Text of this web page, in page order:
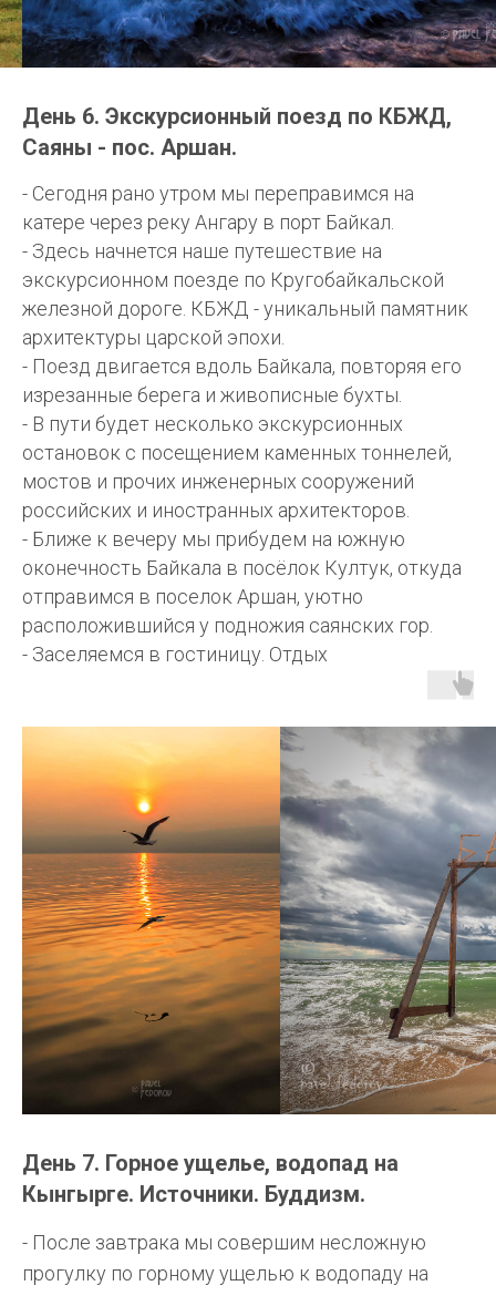
День 6. Экскурсионный поезд по КБЖД,
Саяны - пос. Аршан.
- Сегодня рано утром мы переправимся на
катере через реку Ангару в порт Байкал.
- Здесь начнется наше путешествие на
экскурсионном поезде по Кругобайкальской
железной дороге. КБЖД - уникальный памятник
архитектуры царской эпохи.
- Поезд двигается вдоль Байкала, повторяя его
изрезанные берега и живописные бухты.
- В пути будет несколько экскурсионных
остановок с посещением каменных тоннелей,
мостов и прочих инженерных сооружений
российских и иностранных архитекторов.
- Ближе к вечеру мы прибудем на южную
оконечность Байкала в посёлок Култук, откуда
отправимся в поселок Аршан, уютно
расположившийся у подножия саянских гор.
- Заселяемся в гостиницу. Отдых
День 7. Горное ущелье, водопад на
Кынгырге. Источники. Буддизм.
- После завтрака мы совершим несложную
прогулку по горному ущелью к водопаду на